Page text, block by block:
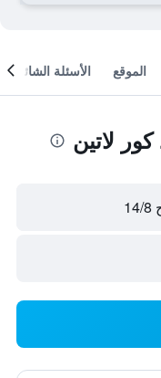
الموقع الأسئلة الشائعة
لاتين
8